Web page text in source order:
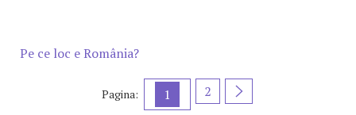
Pe ce loc e România?
Pagina: 1 2